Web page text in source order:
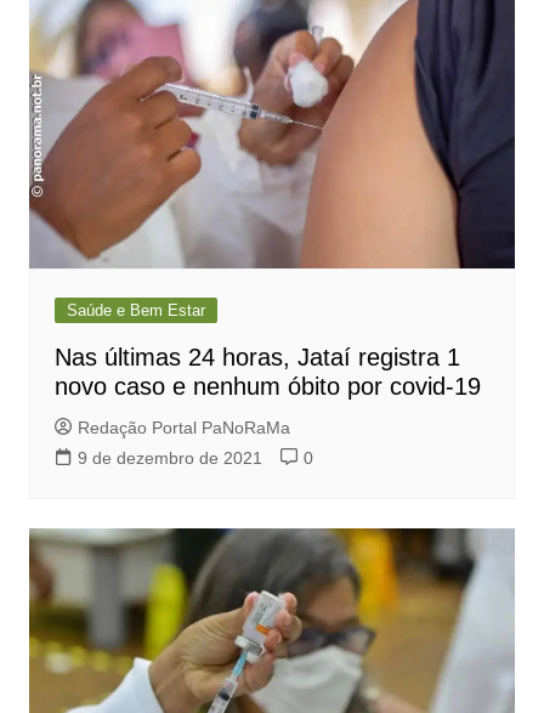
Saúde e Bem Estar
Nas últimas 24 horas, Jataí registra 1
novo caso e nenhum óbito por covid-19
Redação Portal PaNoRaMa
9 de dezembro de 2021
0